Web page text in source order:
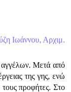
Ιωάννου, Αρχιμ.
αγγέλων. Μετά από
της γης, ενώ
προφήτες. Στο